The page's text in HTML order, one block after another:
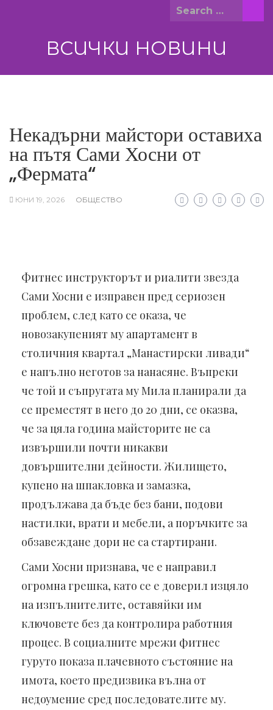
Search
ВСИЧКИ НОВИНИ
Некадърни майстори оставиха
на пътя Сами Хосни от
„Фермата“
ЮНИ 19, 2026 ОБЩЕСТВО
Фитнес инструкторът и риалити звезда
Сами Хосни е изправен пред сериозен
проблем, след като се оказа, че
новозакупеният му апартамент в
столичния квартал „Манастирски ливади“
е напълно неготов за нанасяне. Въпреки
че той и съпругата му Мила планирали да
се преместят в него до 20 дни, се оказва,
че за цяла година майсторите не са
извършили почти никакви
довършителни дейности. Жилището,
купено на шпакловка и замазка,
продължава да бъде без бани, подови
настилки, врати и мебели, а поръчките за
обзавеждане дори не са стартирани.
Сами Хосни признава, че е направил
огромна грешка, като се е доверил изцяло
на изпълнителите, оставяйки им
ключовете без да контролира работния
процес. В социалните мрежи фитнес
гуруто показа плачевното състояние на
имота, което предизвика вълна от
недоумение сред последователите му.